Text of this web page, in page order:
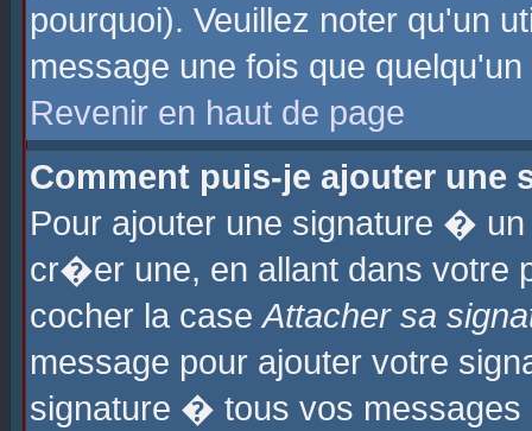
pourquoi). Veuillez noter qu'un
message une fois que
Revenir en haut de page
Comment puis-je ajouter une
Pour ajouter une signature �
cr�er une, en allant dans
cocher la caseAttacher sa
message pour ajouter votre
signature � tous vos